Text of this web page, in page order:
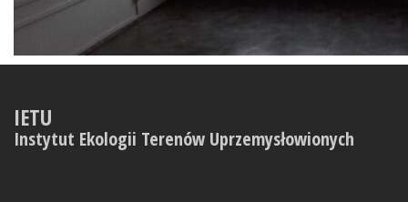
IETU
Instytut Ekologii Terenów Uprzemysłowionych